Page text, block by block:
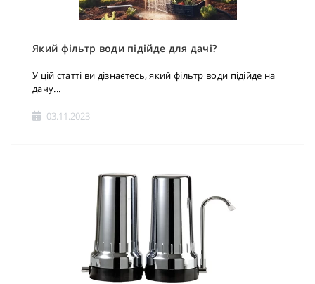
Який фільтр води підійде для дачі?
У цій статті ви дізнаєтесь, який фільтр води підійде на
дачу...
03.11.2023